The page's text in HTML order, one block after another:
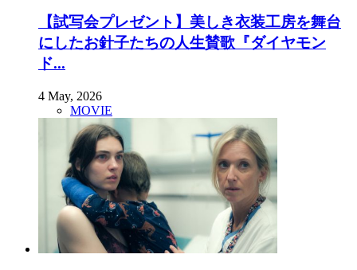
【試写会プレゼント】美しき衣装工房を舞台
にしたお針子たちの人生賛歌『ダイヤモン
ド...
4 May, 2026
MOVIE